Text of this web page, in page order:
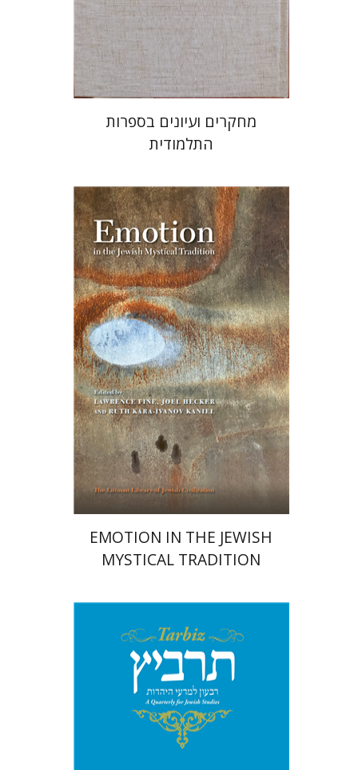
מחיר השקה
$78
$55
מחקרים ועיונים בספרות
התלמודית
רות קרא-איוונוב קניאל
ג'ואל
הקר
לורנס פיין
הנחת אתר ספר מודפס
$85
$76
EMOTION IN THE JEWISH
MYSTICAL TRADITION
מיכאל סיגל יהונתן גארב